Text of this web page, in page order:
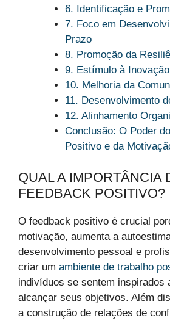
6. Identificação e
7. Foco em
Prazo
8. Promoção da
9. Estímulo à Inovação
10. Melhoria da
11. Desenvolvimento
12. Alinhamento
Conclusão: O Poder
Positivo e da
QUAL A IMPORTÂNCIA
FEEDBACK POSITIVO?
O feedback positivo é crucial
motivação, aumenta a
desenvolvimento pessoal e
criar um ambiente de trabalho
indivíduos se sentem inspirados
alcançar seus objetivos. Além
a construção de relações de